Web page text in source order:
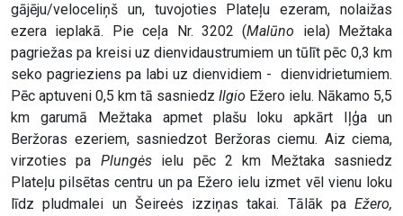
gājēju/veloceliņš un, tuvojoties Plateļu ezeram, nolaižas
ezera ieplakā. Pie ceļa Nr. 3202 (Malūno iela) Mežtaka
pagriežas pa kreisi uz dienvidaustrumiem un tūlīt pēc 0,3 km
seko pagrieziens pa labi uz dienvidiem - dienvidrietumiem.
Pēc aptuveni 0,5 km tā sasniedz Ilgio Ežero ielu. Nākamo 5,5
km garumā Mežtaka apmet plašu loku apkārt Iļģa un
Beržoras ezeriem, sasniedzot Beržoras ciemu. Aiz ciema,
virzoties pa Plungėsielu pēc 2 km Mežtaka sasniedz
Plateļu pilsētas centru un pa Ežero ielu izmet vēl vienu loku
līdz pludmalei un Šeireės izziņas takai. Tālāk pa Ežero,